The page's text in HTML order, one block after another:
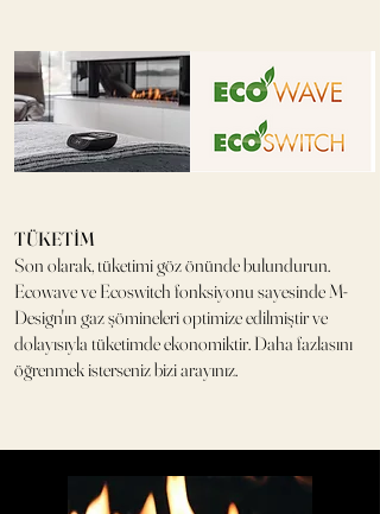
TÜKETİM
Son olarak, tüketimi göz önünde bulundurun.
Ecowave ve Ecoswitch fonksiyonu sayesinde M-
Design'ın gaz şömineleri optimize edilmiştir ve
dolayısıyla tüketimde ekonomiktir. Daha fazlasını
öğrenmek isterseniz bizi arayınız.